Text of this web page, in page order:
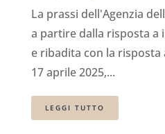
La prassi dell'Agenzia
a partire dalla risposta a
e ribadita con la risposta
17 aprile 2025,...
LEGGI TUTTO